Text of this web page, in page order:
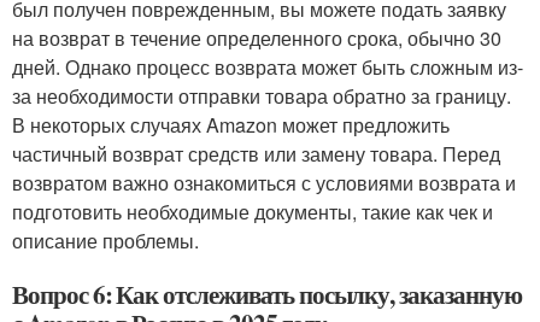
был получен поврежденным, вы можете подать заявку
на возврат в течение определенного срока, обычно 30
дней. Однако процесс возврата может быть сложным из-
за необходимости отправки товара обратно за границу.
В некоторых случаях Amazon может предложить
частичный возврат средств или замену товара. Перед
возвратом важно ознакомиться с условиями возврата и
подготовить необходимые документы, такие как чек и
описание проблемы.
Вопрос 6: Как отслеживать посылку, заказанную